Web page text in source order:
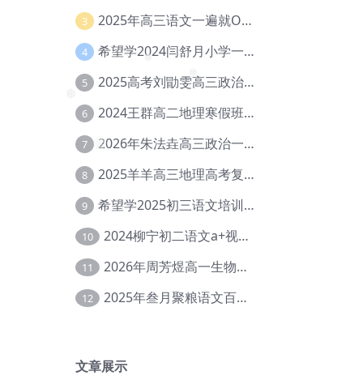
❅
❅
❅
3 2025年高三语文一遍就OK高中语文体系课【Ea-028】
4 希望学2024闫舒月小学一年级英语视频教程+讲义【Cc-004】
5 2025高考刘勖雯高三政治三轮复习网课教程【Eh-061】
6 2024王群高二地理寒假班教程【Ei-075】
7 2026年朱法垚高三政治一轮复习暑假班【Eh-041】
8 2025羊羊高三地理高考复习视频教程+讲义【Ei-051】
9 希望学2025初三语文培训班秋上A+班（秋上·全国版·A+）【Da-031】
10 2024柳宁初二语文a+视频教程+课堂笔记+讲义（暑假班+秋季班）【Da-003】
11 2026年周芳煜高一生物上学期网课教程【Ee-056】
12 2025年叁月聚粮语文百日冲刺｜荡平玄学诅咒【Ea-001】
文章展示